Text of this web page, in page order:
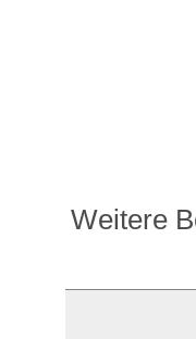
Weitere